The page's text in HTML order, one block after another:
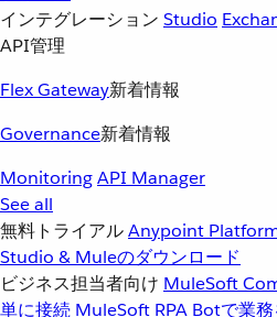
インテグレーション Studio
API管理
Flex Gateway新着情報
Governance新着情報
MonitoringAPI Manager
See all
無料トライアルAnypoint
Studio & Muleのダウンロード
ビジネス担当者向け MuleSoft
単に接続 MuleSoft RPA Botで業